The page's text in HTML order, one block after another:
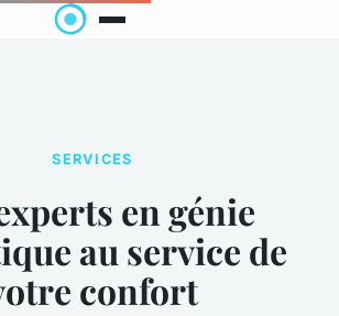
SERVICES
en génie
au service de
confort